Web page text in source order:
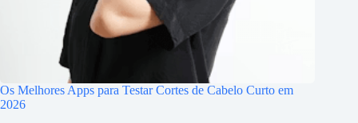
Os Melhores Apps para Testar Cortes de Cabelo Curto em
2026